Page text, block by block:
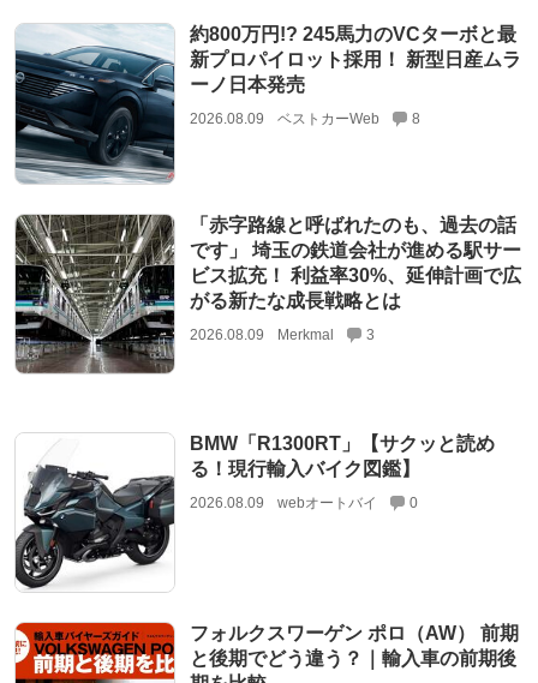
約800万円!? 245馬力のVCターボと最
新プロパイロット採用！ 新型日産ムラ
ーノ日本発売
2026.08.09 ベストカーWeb 8
「赤字路線と呼ばれたのも、過去の話
です」 埼玉の鉄道会社が進める駅サー
ビス拡充！ 利益率30%、延伸計画で広
がる新たな成長戦略とは
2026.08.09 Merkmal 3
BMW「R1300RT」【サクッと読め
る！現行輸入バイク図鑑】
2026.08.09 webオートバイ 0
フォルクスワーゲン ポロ（AW） 前期
と後期でどう違う？｜輸入車の前期後